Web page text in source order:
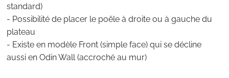
standard)
- Possibilité de placer le poêle à droite ou à gauche du
plateau
- Existe en modèle Front (simple face) qui se décline
aussi en Odin Wall (accroché au mur)